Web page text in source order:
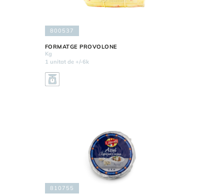
800537
FORMATGE PROVOLONE
Kg
1 unitat de +/-6k
810755